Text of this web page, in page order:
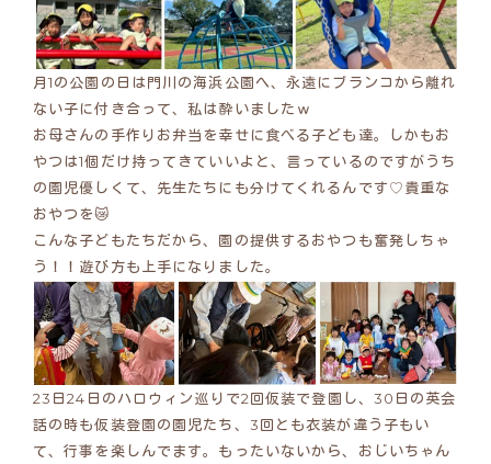
月1の公園の日は門川の海浜公園へ、永遠にブランコから離れ
ない子に付き合って、私は酔いましたｗ
お母さんの手作りお弁当を幸せに食べる子ども達。しかもお
やつは1個だけ持ってきていいよと、言っているのですがうち
の園児優しくて、先生たちにも分けてくれるんです♡貴重な
おやつを😿
こんな子どもたちだから、園の提供するおやつも奮発しちゃ
う！！遊び方も上手になりました。
23日24日のハロウィン巡りで2回仮装で登園し、30日の英会
話の時も仮装登園の園児たち、3回とも衣装が違う子もい
て、行事を楽しんでます。もったいないから、おじいちゃん